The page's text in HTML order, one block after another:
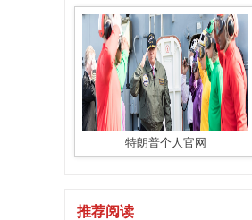
特朗普个人官网
推荐阅读